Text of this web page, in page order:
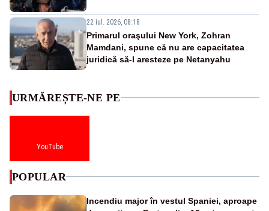
22 iul. 2026, 08:18
Primarul oraşului New York, Zohran
Mamdani, spune că nu are capacitatea
juridică să-l aresteze pe Netanyahu
URMĂREȘTE-NE PE
YouTube
POPULAR
Incendiu major în vestul Spaniei, aproape